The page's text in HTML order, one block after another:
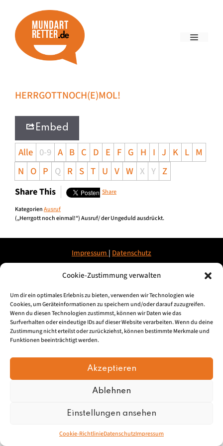
Cookie-Zustimmung verwalten
Um dir ein optimales Erlebnis zu bieten, verwenden wir Technologien wie
Cookies, um Geräteinformationen zu speichern und/oder darauf zuzugreifen.
Wenn du diesen Technologien zustimmst, können wir Daten wie das
Surfverhalten oder eindeutige IDs auf dieser Website verarbeiten. Wenn du deine
Zustimmung nicht erteilst oder zurückziehst, können bestimmte Merkmale und
Funktionen beeinträchtigt werden.
Akzeptieren
Ablehnen
Einstellungen ansehen
Cookie-RichtlinieDatenschutzImpressum
HERRGOTTNOCH(E)MOL!
Embed
Alle 0-9 A B C D E F G H I J K L M
N O P Q R S T U V W X Y Z
Share This Share
KategorienAusruf
(„Herrgott noch einmal!“) Ausruf/ der Ungeduld ausdrückt.
Impressum | Datenschutz
© 2026, Mundartretter.de